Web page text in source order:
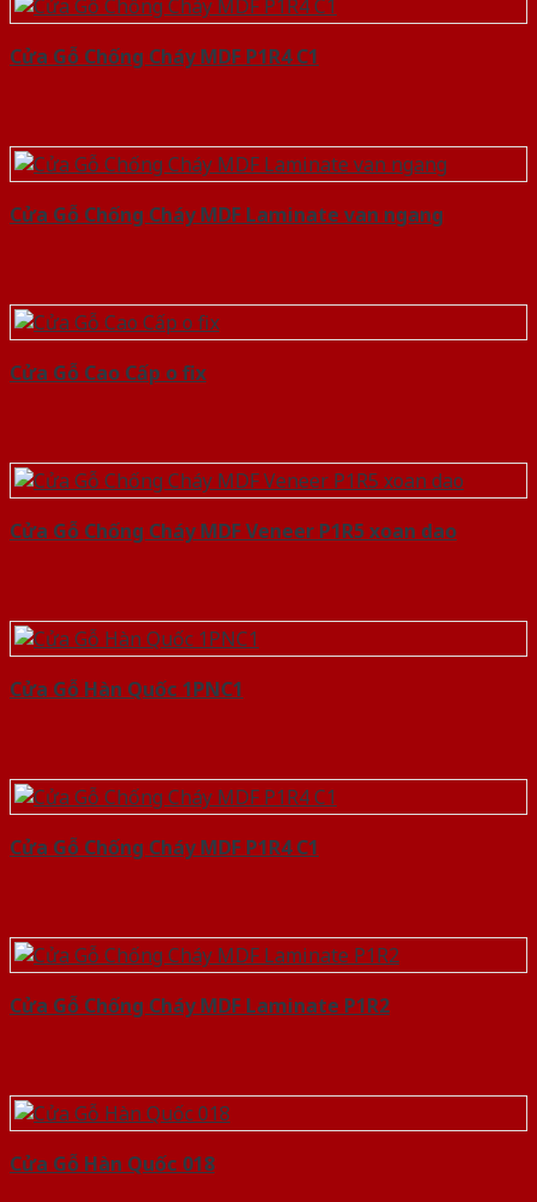
Cửa Gỗ Chống Cháy MDF P1R4 C1
Cửa Gỗ Chống Cháy MDF Laminate van ngang
Cửa Gỗ Cao Cấp o fix
Cửa Gỗ Chống Cháy MDF Veneer P1R5 xoan dao
Cửa Gỗ Hàn Quốc 1PNC1
Cửa Gỗ Chống Cháy MDF P1R4 C1
Cửa Gỗ Chống Cháy MDF Laminate P1R2
Cửa Gỗ Hàn Quốc 018